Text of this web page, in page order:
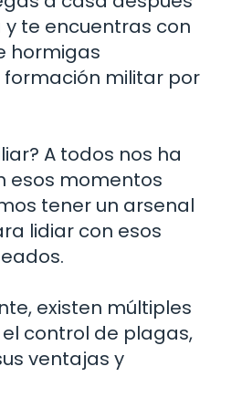
te encuentras con
hormigas
militar por
A todos nos ha
esos momentos
tener un arsenal
lidiar con esos
existen múltiples
control de plagas,
ventajas y